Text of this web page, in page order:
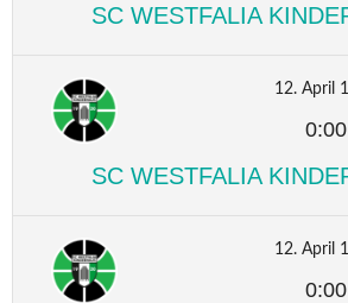
SC WESTFALIA
12. April
0:00
SC WESTFALIA
12. April
0:00